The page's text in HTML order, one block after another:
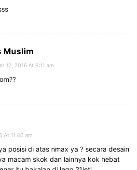
Muslim
12, 2016 At 9:11 am
At 11:46 am
posisi di atas nmax ya ? secara desain
macam skok dan lainnya kok hebat